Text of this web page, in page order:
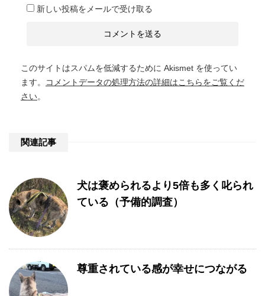
新しい投稿をメールで受け取る
このサイトはスパムを低減するために Akismet を使ってい
ます。
コメントデータの処理方法の詳細はこちらをご覧くだ
さい。
関連記事
犬は褒められるより5倍も多く叱られ
ている（予備的調査）
尊重されている感が幸せにつながる